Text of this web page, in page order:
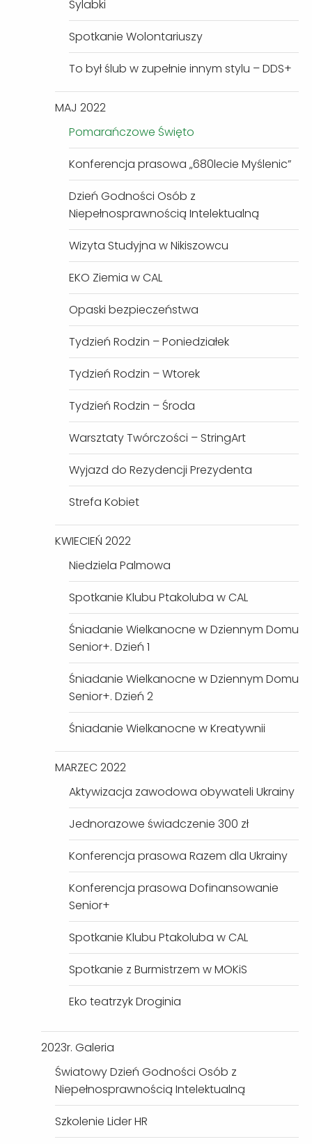
Sylabki
Spotkanie Wolontariuszy
To był ślub w zupełnie innym stylu – DDS+
MAJ 2022
Pomarańczowe Święto
Konferencja prasowa „680lecie Myślenic”
Dzień Godności Osób z
Niepełnosprawnością Intelektualną
Wizyta Studyjna w Nikiszowcu
EKO Ziemia w CAL
Opaski bezpieczeństwa
Tydzień Rodzin – Poniedziałek
Tydzień Rodzin – Wtorek
Tydzień Rodzin – Środa
Warsztaty Twórczości – StringArt
Wyjazd do Rezydencji Prezydenta
Strefa Kobiet
KWIECIEŃ 2022
Niedziela Palmowa
Spotkanie Klubu Ptakoluba w CAL
Śniadanie Wielkanocne w Dziennym Domu
Senior+. Dzień 1
Śniadanie Wielkanocne w Dziennym Domu
Senior+. Dzień 2
Śniadanie Wielkanocne w Kreatywnii
MARZEC 2022
Aktywizacja zawodowa obywateli Ukrainy
Jednorazowe świadczenie 300 zł
Konferencja prasowa Razem dla Ukrainy
Konferencja prasowa Dofinansowanie
Senior+
Spotkanie Klubu Ptakoluba w CAL
Spotkanie z Burmistrzem w MOKiS
Eko teatrzyk Droginia
2023r. Galeria
Światowy Dzień Godności Osób z
Niepełnosprawnością Intelektualną
Szkolenie Lider HR